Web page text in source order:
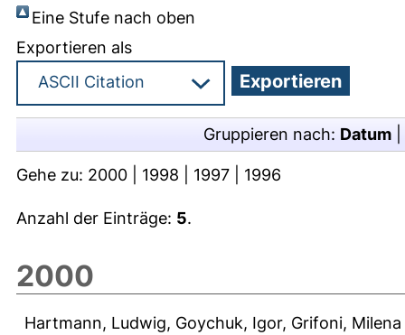
Eine Stufe nach oben
Exportieren als
Gruppieren nach: Datum
Gehe zu: 2000 1998 1997 1996
Anzahl der Einträge: 5.
2000
Hartmann, Ludwig, Goychuk, Igor, Grifoni, Milena